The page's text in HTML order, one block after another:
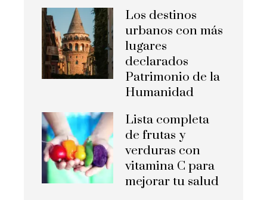
Los destinos
urbanos con más
lugares
declarados
Patrimonio de la
Humanidad
Lista completa
de frutas y
verduras con
vitamina C para
mejorar tu salud